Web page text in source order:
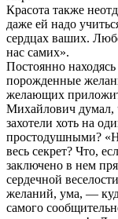
Красота также
даже ей надо
сердцах ваших.
нас самих».
Постоянно
порожденные
желающих
Михайлович думал,
захотели хоть на
простодушными?
весь секрет? Что,
заключено в нем
сердечной
желаний, ума, —
самого